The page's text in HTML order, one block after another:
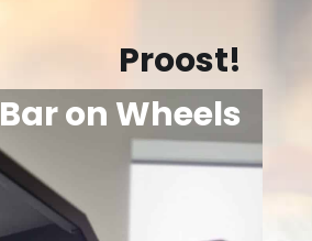
Proost!
Bar on Wheels